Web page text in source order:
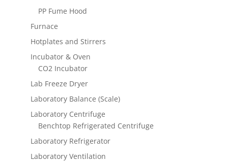
PP Fume Hood
Furnace
Hotplates and Stirrers
Incubator & Oven
CO2 Incubator
Lab Freeze Dryer
Laboratory Balance (Scale)
Laboratory Centrifuge
Benchtop Refrigerated Centrifuge
Laboratory Refrigerator
Laboratory Ventilation